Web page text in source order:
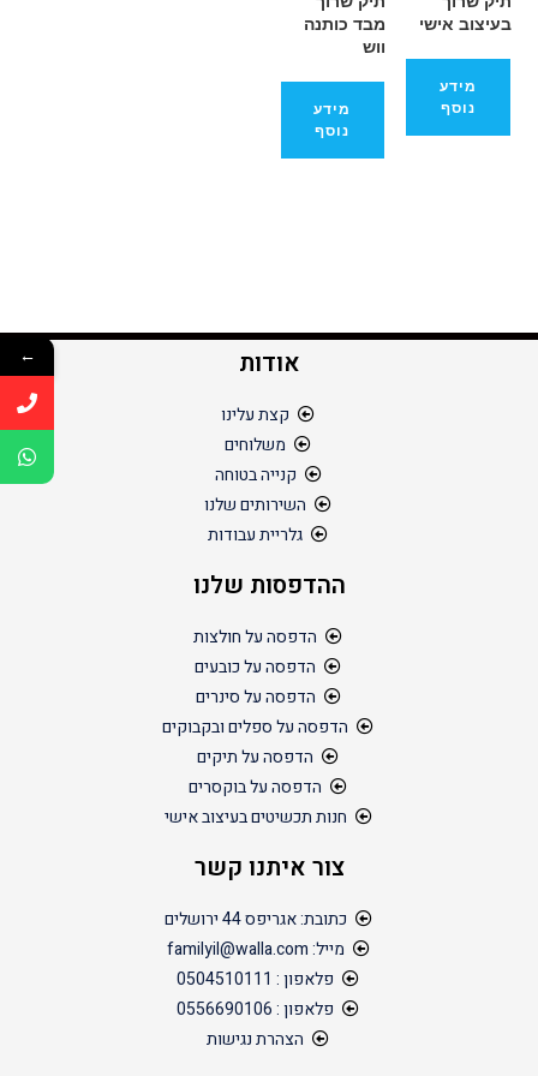
בעיצוב אישי
מידע
נוסף
מבד כותנה
ווש
מידע
נוסף
אודות
קצת עלינו
משלוחים
קנייה בטוחה
השירותים שלנו
גלריית עבודות
ההדפסות שלנו
הדפסה על חולצות
הדפסה על כובעים
הדפסה על סינרים
הדפסה על ספלים ובקבוקים
הדפסה על תיקים
הדפסה על בוקסרים
חנות תכשיטים בעיצוב אישי
צור איתנו קשר
כתובת: אגריפס 44 ירושלים
מייל: familyil@walla.com
פלאפון : 0504510111
פלאפון : 0556690106
הצהרת נגישות
←